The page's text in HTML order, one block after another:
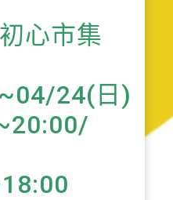
心市集
24(日)